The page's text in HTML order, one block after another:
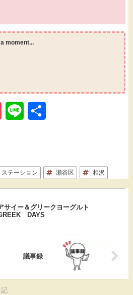
moment...
k e
テーション 瀬谷区 相沢
サイー＆グリークヨーグルト
DAYS
議事録